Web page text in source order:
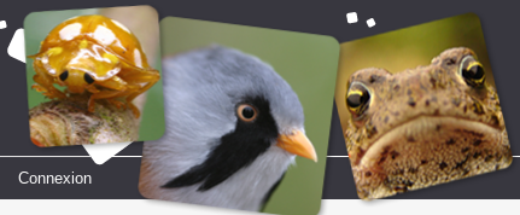
Connexion